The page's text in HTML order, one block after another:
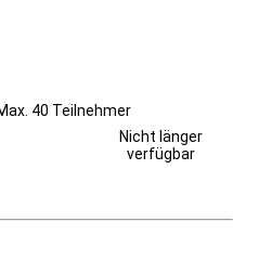
40 Teilnehmer
Nicht länger
verfügbar